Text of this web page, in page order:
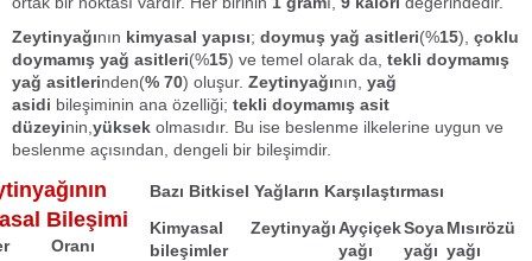
Zeytinyağının kimyasal yapısı; doymuş yağ asitleri(%15), çoklu
doymamış yağ asitleri(%15) ve temel olarak da, tekli doymamış
yağ asitlerinden(% 70) oluşur. Zeytinyağının, yağ
asidi bileşiminin ana özelliği; tekli doymamış asit
düzeyinin, yüksek olmasıdır. Bu ise beslenme ilkelerine uygun ve
beslenme açısından, dengeli bir bileşimdir.
Bileşimi
Oranı
Bazı Bitkisel Yağların Karşılaştırması
Kimyasal
bileşimler
ZeytinyağıAyçiçek
yağı
Soya
yağı
Mısırözü
yağı